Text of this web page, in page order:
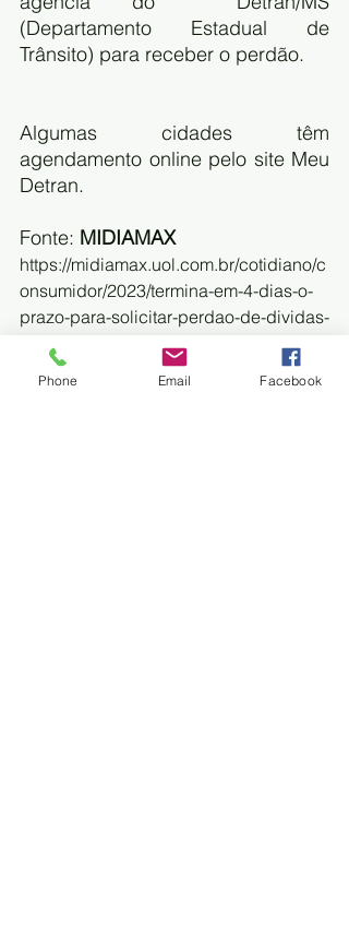
(Departamento Estadual de
Trânsito) para receber o perdão.
Algumas cidades têm
agendamento online pelo site Meu
Detran.
Fonte: MIDIAMAX
https://midiamax.uol.com.br/cotidiano/c
onsumidor/2023/termina-em-4-dias-o-
prazo-para-solicitar-perdao-de-dividas-
de-ipva-e-licenciamento-de-motos/
Phone Email Facebook